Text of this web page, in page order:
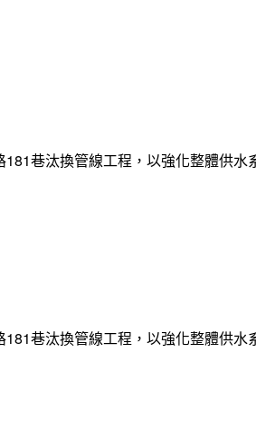
巷汰換管線工程，以強化整體供水
巷汰換管線工程，以強化整體供水